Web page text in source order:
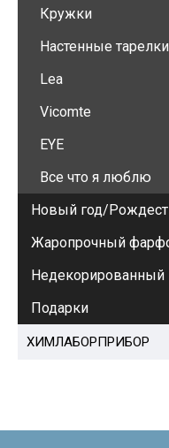
Кружки
Настенные тарелки
Lea
Vicomte
EYE
Все что я люблю
Новый год/
Жаропрочный
Недекорированный
Подарки
ХИМЛАБОРПРИБОР